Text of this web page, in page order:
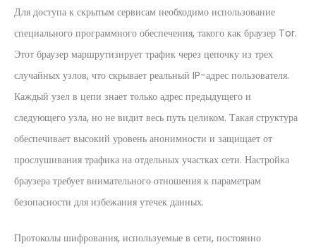
Для доступа к скрытым сервисам необходимо использование
специального программного обеспечения, такого как браузер Tor.
Этот браузер маршрутизирует трафик через цепочку из трех
случайных узлов, что скрывает реальный IP-адрес пользователя.
Каждый узел в цепи знает только адрес предыдущего и
следующего узла, но не видит весь путь целиком. Такая структура
обеспечивает высокий уровень анонимности и защищает от
прослушивания трафика на отдельных участках сети. Настройка
браузера требует внимательного отношения к параметрам
безопасности для избежания утечек данных.
Протоколы шифрования, используемые в сети, постоянно